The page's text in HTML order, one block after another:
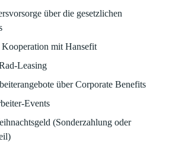
über die gesetzlichen
mit Hansefit
Leasing
über Corporate Benefits
Events
(Sonderzahlung oder